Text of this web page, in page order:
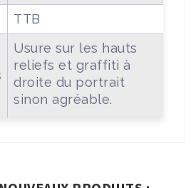
TTB
Usure sur les hauts
reliefs et graffiti à
droite du portrait
sinon agréable.